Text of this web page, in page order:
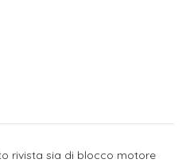
rivista sia di blocco motore